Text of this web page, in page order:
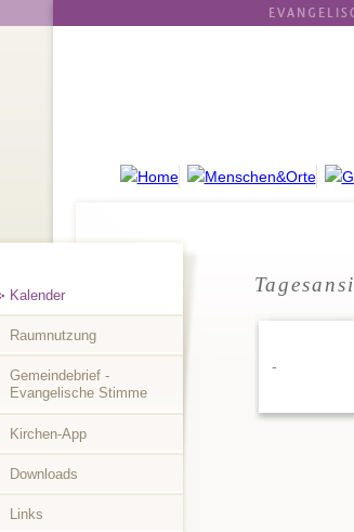
Kalender
Raumnutzung
Gemeindebrief -
Evangelische Stimme
Kirchen-App
Downloads
Links
-